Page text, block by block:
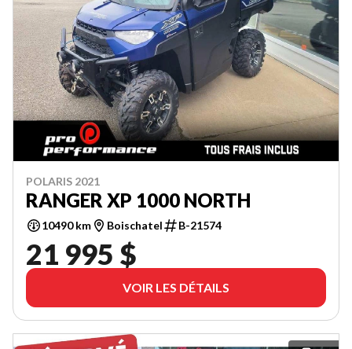
POLARIS 2021
RANGER XP 1000 NORTH
10490 km Boischatel B-21574
21 995 $
VOIR LES DÉTAILS